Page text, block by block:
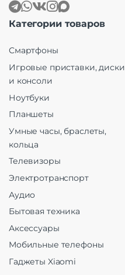
Категории товаров
Смартфоны
Игровые приставки, диски
и консоли
Ноутбуки
Планшеты
Умные часы, браслеты,
кольца
Телевизоры
Электротранспорт
Аудио
Бытовая техника
Аксессуары
Мобильные телефоны
Гаджеты Xiaomi